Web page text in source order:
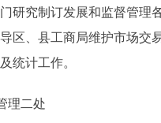
究制订发展和监督管理各
区、县工商局维护市场交
统计工作。
二处